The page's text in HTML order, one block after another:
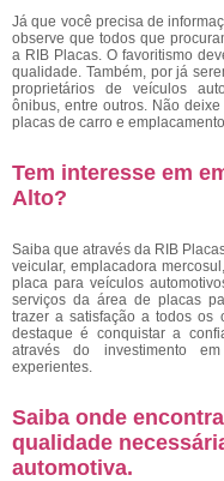
Já que você precisa de
observe que todos que
a RIB Placas. O favoritismo
qualidade. Também, por já
proprietários de veículos
ônibus, entre outros. Não
placas de carro e
Tem interesse em
Alto?
Saiba que através da RIB
veicular, emplacadora
placa para veículos
serviços da área de placas
trazer a satisfação a todos os
destaque é conquistar a
através do investimento
experientes.
Saiba onde
qualidade
automotiva.